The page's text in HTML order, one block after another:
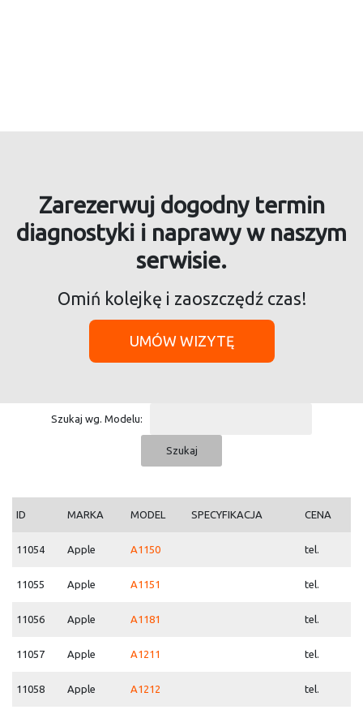
Zarezerwuj dogodny termin
diagnostyki i naprawy w naszym
serwisie.
Omiń kolejkę i zaoszczędź czas!
UMÓW WIZYTĘ
Szukaj wg. Modelu:
ID MARKA MODEL SPECYFIKACJA CENA
11054 Apple A1150 tel.
11055 Apple A1151 tel.
11056 Apple A1181 tel.
11057 Apple A1211 tel.
11058 Apple A1212 tel.